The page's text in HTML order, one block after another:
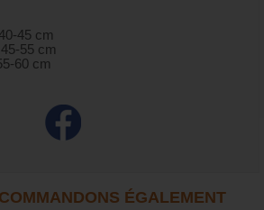
45 cm
55 cm
60 cm
ÉGALEMENT